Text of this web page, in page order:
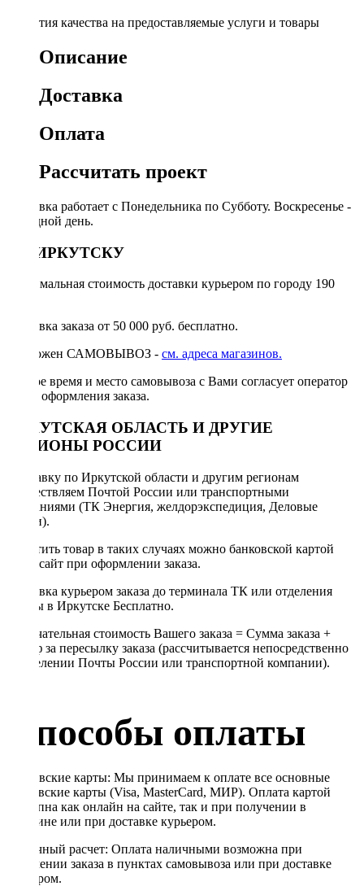
Гарантия качества на предоставляемые услуги и товары
Описание
Доставка
Оплата
Рассчитать проект
Доставка работает с Понедельника по Субботу. Воскресенье -
выходной день.
ПО ИРКУТСКУ
Минимальная стоимость доставки курьером по городу 190
Доставка заказа от 50 000 руб. бесплатно.
Возможен САМОВЫВОЗ - см. адреса магазинов.
Точное время и место самовывоза с Вами согласует оператор
после оформления заказа.
ИРКУТСКАЯ ОБЛАСТЬ И ДРУГИЕ
РЕГИОНЫ РОССИИ
Отправку по Иркутской области и другим регионам
осуществляем Почтой России или транспортными
компаниями (ТК Энергия, желдорэкспедиция, Деловые
линии).
Оплатить товар в таких случаях можно банковской картой
через сайт при оформлении заказа.
Доставка курьером заказа до терминала ТК или отделения
Почты в Иркутске Бесплатно.
Окончательная стоимость Вашего заказа = Сумма заказа +
Тариф за пересылку заказа (рассчитывается непосредственно
в отделении Почты России или транспортной компании).
Способы оплаты
Банковские карты: Мы принимаем к оплате все основные
банковские карты (Visa, MasterCard, МИР). Оплата картой
доступна как онлайн на сайте, так и при получении в
магазине или при доставке курьером.
Наличный расчет: Оплата наличными возможна при
получении заказа в пунктах самовывоза или при доставке
курьером.